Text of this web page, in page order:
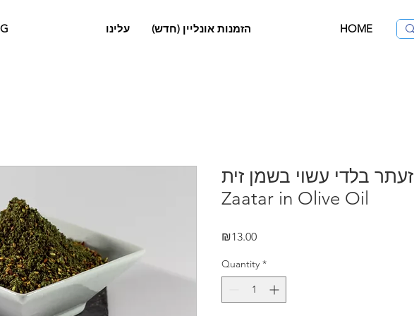
HOME הזמנות אונליין (חדש) עלינו
זעתר בלדי עשוי בשמן זית |
Zaatar in Olive Oil
₪13.00Price
Quantity *